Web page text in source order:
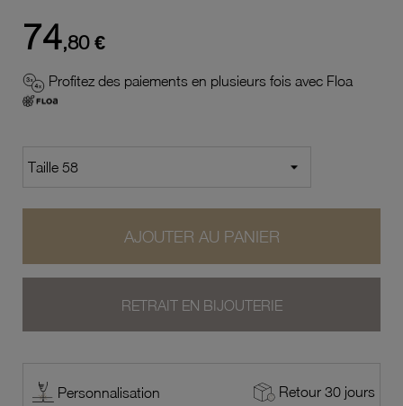
74,80 €
Profitez des paiements en plusieurs fois avec Floa
AJOUTER AU PANIER
RETRAIT EN BIJOUTERIE
Personnalisation Retour 30 jours